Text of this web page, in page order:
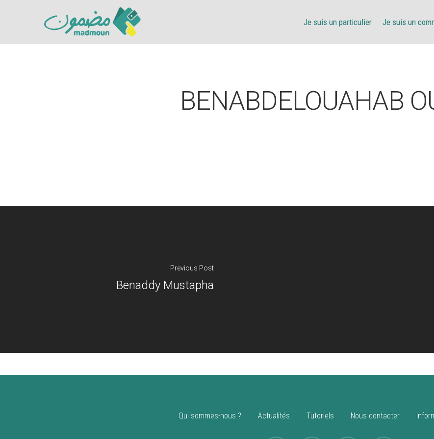
Je suis un particulier Je suis un
BENABDELOUAHAB
Previous Post
Benaddy Mustapha
Qui sommes-nous ? Actualités Tutoriels Nous contacter